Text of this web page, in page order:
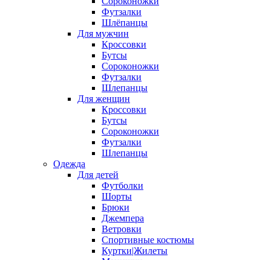
Футзалки
Шлёпанцы
Для мужчин
Кроссовки
Бутсы
Сороконожки
Футзалки
Шлепанцы
Для женщин
Кроссовки
Бутсы
Сороконожки
Футзалки
Шлепанцы
Одежда
Для детей
Футболки
Шорты
Брюки
Джемпера
Ветровки
Спортивные костюмы
Куртки|Жилеты